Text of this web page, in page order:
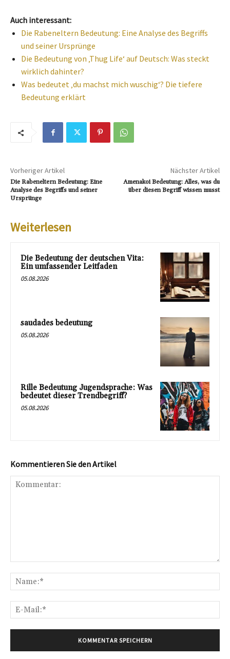
Auch interessant:
Die Rabeneltern Bedeutung: Eine Analyse des Begriffs
und seiner Ursprünge
Die Bedeutung von ‚Thug Life‘ auf Deutsch: Was steckt
wirklich dahinter?
Was bedeutet ‚du machst mich wuschig‘? Die tiefere
Bedeutung erklärt
Vorheriger Artikel
Die Rabeneltern Bedeutung: Eine
Analyse des Begriffs und seiner
Ursprünge
Nächster Artikel
Amenakoi Bedeutung: Alles, was du
über diesen Begriff wissen musst
Weiterlesen
Die Bedeutung der deutschen Vita:
Ein umfassender Leitfaden
05.08.2026
saudades bedeutung
05.08.2026
Rille Bedeutung Jugendsprache: Was
bedeutet dieser Trendbegriff?
05.08.2026
Kommentieren Sie den Artikel